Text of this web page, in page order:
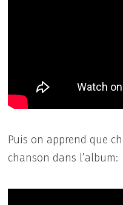
Puis on apprend que
chanson dans l’album: